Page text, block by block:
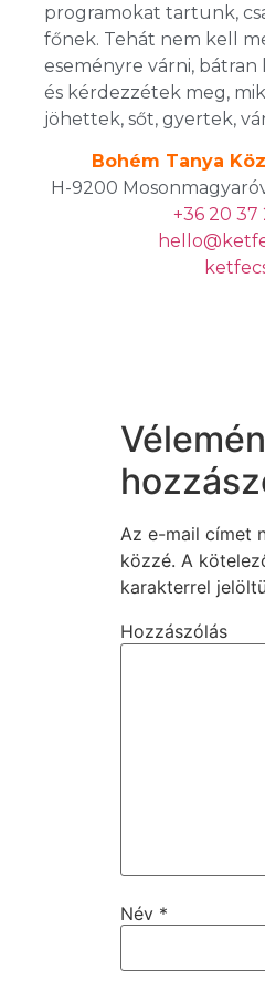
programokat tartunk,
főnek. Tehát nem kell
eseményre várni,
és kérdezzétek meg,
jöhettek, sőt, gyertek,
Bohém Tanya
H-9200
+36 20 37
Az e-mail címet
közzé. A
karakterrel
Hozzászólás
Név *